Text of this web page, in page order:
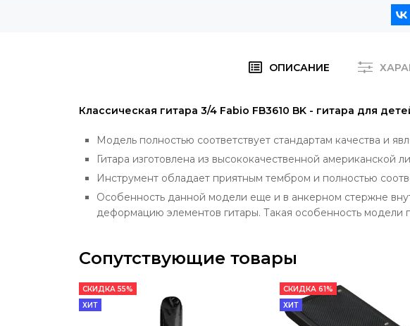
ОПИСАНИЕ
Классическая гитара 3/4 Fabio FB3610 BK - гитара для
Модель полностью соответствует стандартам качества и
Гитара изготовлена из высококачественной американской
Инструмент обладает приятным тембром и полностью
Особенность данной модели еще и в анкерном стержне
деформацию элементов гитары. Такая особенность модели
Сопутствующие товары
СКИДКА 55%
ХИТ
СКИДКА 61%
ХИТ